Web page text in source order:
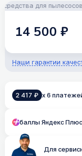
для пылесосов!
14 500 ₽
Наши гарантии
2 417 ₽ x 6
баллы Яндекс Плюс
Для